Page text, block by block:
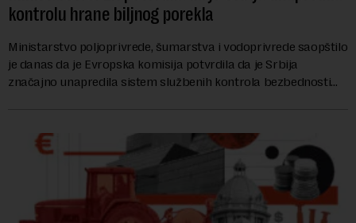
kontrolu hrane biljnog porekla
Ministarstvo poljoprivrede, šumarstva i vodoprivrede saopštilo
je danas da je Evropska komisija potvrdila da je Srbija
značajno unapredila sistem službenih kontrola bezbednosti